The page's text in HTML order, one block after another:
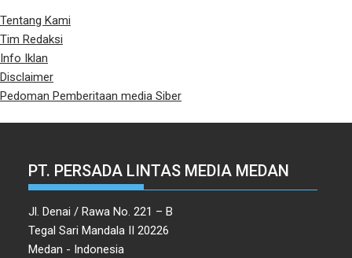
Tentang Kami
Tim Redaksi
Info Iklan
Disclaimer
Pedoman Pemberitaan media Siber
PT. PERSADA LINTAS MEDIA MEDAN
Jl. Denai / Rawa No. 221 – B
Tegal Sari Mandala II 20226
Medan - Indonesia